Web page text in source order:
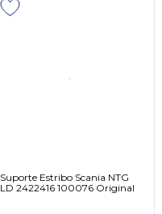
Suporte Estribo Scania NTG
LD 2422416 100076 Original